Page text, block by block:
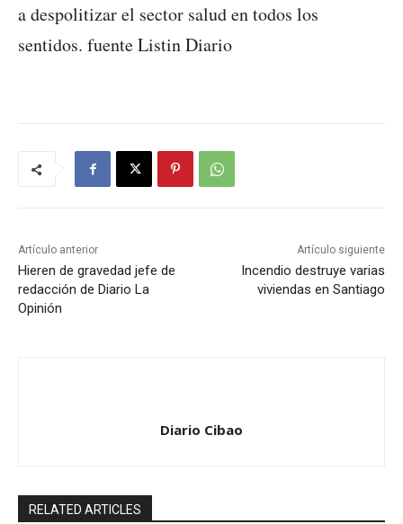
a despolitizar el sector salud en todos los
sentidos. fuente Listin Diario
Artículo anterior
Hieren de gravedad jefe de
redacción de Diario La
Opinión
Artículo siguiente
Incendio destruye varias
viviendas en Santiago
Diario Cibao
RELATED ARTICLES